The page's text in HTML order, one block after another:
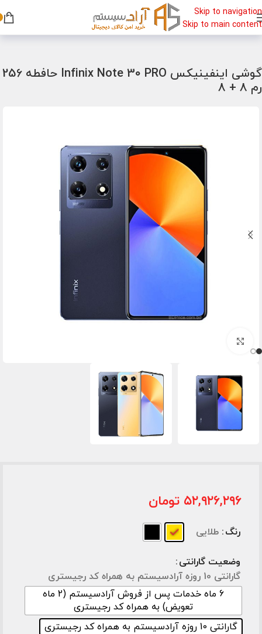
Skip to navigation
Skip to main content
خانه/گوشی/ گوشی اینفینیکس
گوشی اینفینیکس Infinix Note 30 PRO حافطه 256
رم 8 + 8
۵۲,۹۲۶,۲۹۶ تومان
رنگ طلایی
وضعیت گارانتی
گارانتی 10 روزه آرادسیستم به همراه کد رجیستری
6 ماه خدمات پس از فروش آرادسیستم (2 ماه
تعویض) به همراه کد رجیستری
گارانتی 10 روزه آرادسیستم به همراه کد رجیستری